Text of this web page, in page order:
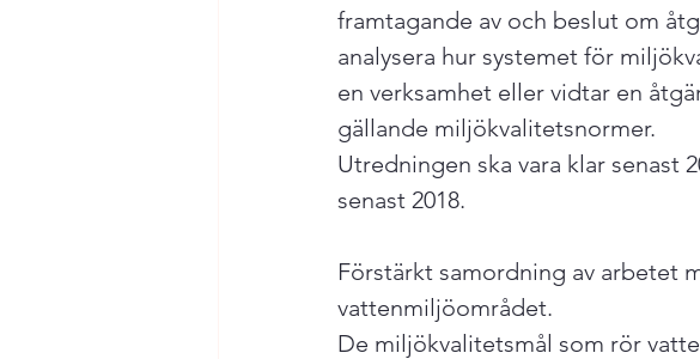
framtagande av och beslut om
analysera hur systemet för
en verksamhet eller vidtar en
gällande miljökvalitetsnormer.
Utredningen ska vara klar senast
senast 2018.
Förstärkt samordning av arbetet
vattenmiljöområdet.
De miljökvalitetsmål som rör